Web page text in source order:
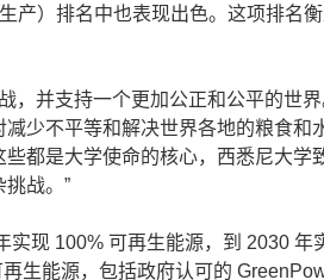
产）排名中也表现出色。这项排名
，并支持一个更加公正和公平的世界
少不平等和解决世界各地的粮食和
都是大学使命的核心，西悉尼大学
战。”
现 100% 可再生能源，到 2030 年
生能源，包括政府认可的